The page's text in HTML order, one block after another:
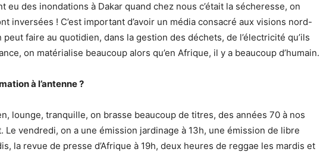
eu des inondations à Dakar quand chez nous c’était la sécheresse, on
inversées ! C’est important d’avoir un média consacré aux visions nord-
peut faire au quotidien, dans la gestion des déchets, de l’électricité qu’ils
on matérialise beaucoup alors qu’en Afrique, il y a beaucoup d’humain.
à l’antenne ?
lounge, tranquille, on brasse beaucoup de titres, des années 70 à nos
Le vendredi, on a une émission jardinage à 13h, une émission de libre
la revue de presse d’Afrique à 19h, deux heures de reggae les mardis et